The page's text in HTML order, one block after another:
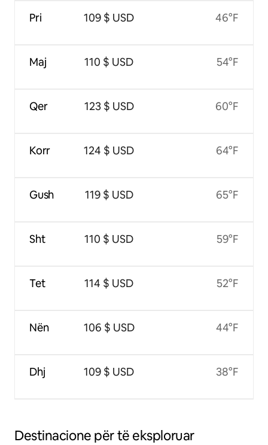
Pri
Maj
Qer
Korr
Gush
Sht
Tet
Nën
Dhj
109 $ USD
110 $ USD
123 $ USD
124 $ USD
119 $ USD
110 $ USD
114 $ USD
106 $ USD
109 $ USD
46°F
54°F
60°F
64°F
65°F
59°F
52°F
44°F
38°F
Destinacione për të eksploruar